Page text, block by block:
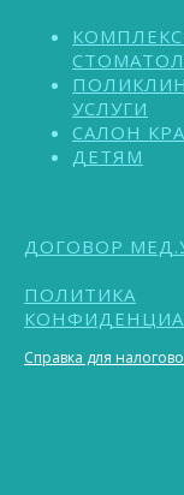
УСЛУГИ
САЛОН
ДЕТЯМ
ДОГОВОР
ПОЛИТИКА
Справка для